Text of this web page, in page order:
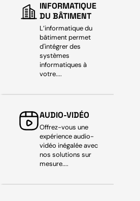
INFORMATIQUE
DU BÂTIMENT
L’informatique du
bâtiment permet
d'intégrer des
systèmes
informatiques à
votre....
AUDIO-VIDÉO
Offrez-vous une
expérience audio-
vidéo inégalée avec
nos solutions sur
mesure....